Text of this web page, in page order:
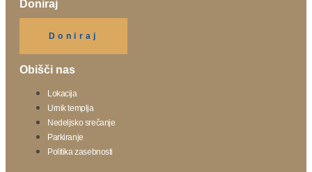
Doniraj
Doniraj
Obišči nas
Lokacija
Urnik templja
Nedeljsko srečanje
Parkiranje
Politika zasebnosti